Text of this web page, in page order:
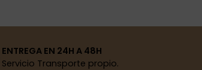
ENTREGA EN 24H A 48H
Servicio Transporte propio.